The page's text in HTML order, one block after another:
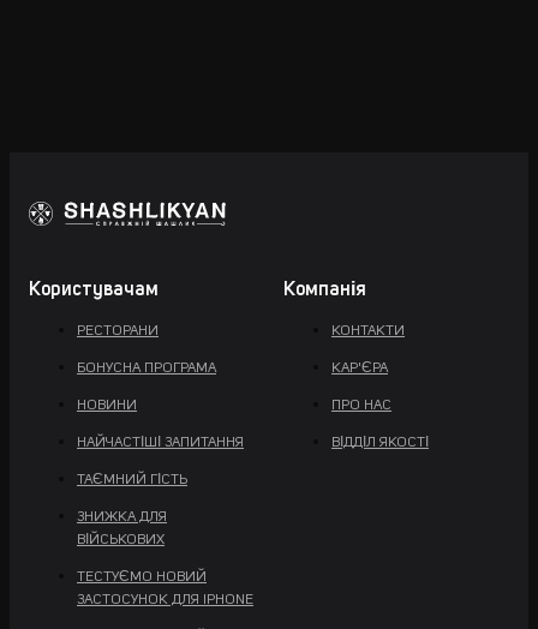
Користувачам
РЕСТОРАНИ
БОНУСНА ПРОГРАМА
НОВИНИ
НАЙЧАСТІШІ ЗАПИТАННЯ
ТАЄМНИЙ ГІСТЬ
ЗНИЖКА ДЛЯ
ВІЙСЬКОВИХ
ТЕСТУЄМО НОВИЙ
ЗАСТОСУНОК ДЛЯ IPHONE
Компанія
КОНТАКТИ
КАР'ЄРА
ПРО НАС
ВІДДІЛ ЯКОСТІ